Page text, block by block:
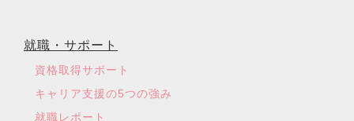
就職・サポート
資格取得サポート
キャリア支援の5つの強み
就職レポート